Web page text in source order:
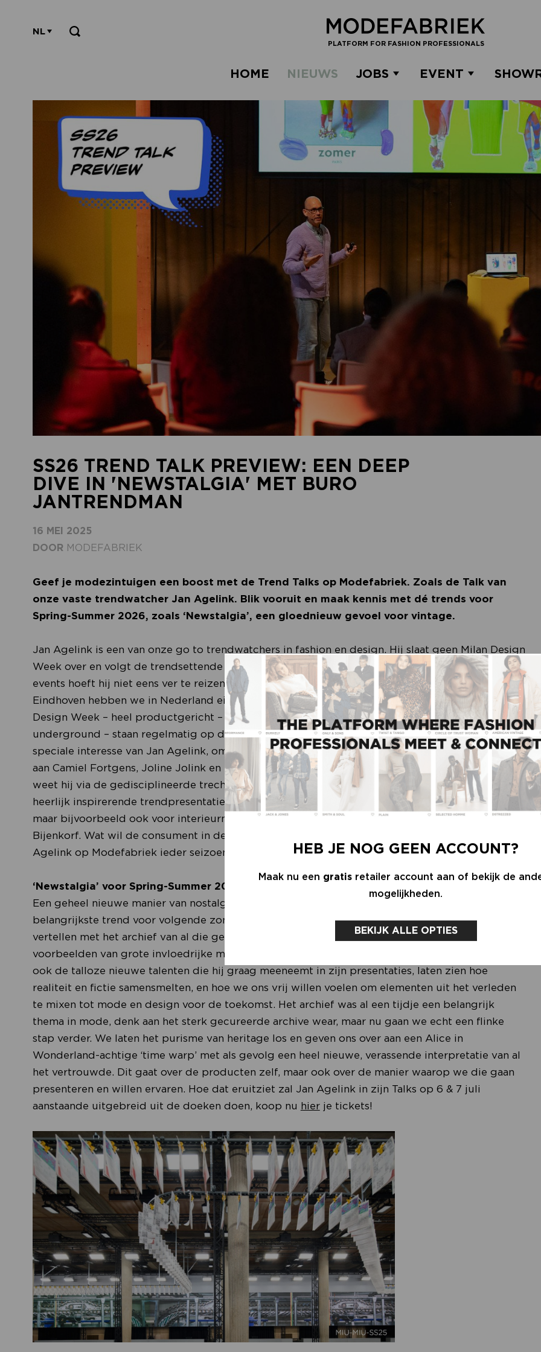
PLATFORM FOR FASHION PROFESSIONALS
NL
HOME NIEUWS JOBS EVENT
HEB JE NOG GEEN ACCOUNT?
Maak nu een gratisretailer account aan of bekijk de
mogelijkheden.
BEKIJK ALLE OPTIES
SS26 TREND TALK PREVIEW: EEN DEEP
DIVE IN 'NEWSTALGIA' MET BURO
JANTRENDMAN
16 MEI 2025
DOOR MODEFABRIEK
Geef je modezintuigen een boost met de Trend Talks op Modefabriek. Zoals de Talk van
onze vaste trendwatcher Jan Agelink. Blik vooruit en maak kennis met dé trends voor
Spring-Summer 2026, zoals ‘Newstalgia’, een gloednieuw gevoel voor vintage.
Jan Agelink is een van onze go to trendwatchers in fashion en design. Hij slaat geen Milan Design
Week over en volgt de trendsettende modemerken en retailers op de voet. Voor zijn favoriete
events hoeft hij niet eens ver te reizen: “Met de Dutch Design Week en de Design Academy in
Eindhoven hebben we in Nederland eigenlijk het interessantste designmekka in huis.” Ook Paris
Design Week – heel productgericht – en Three Days of Design in Kopenhagen – meer
underground – staan regelmatig op de agenda. Nederlandse Mode-ontwerpers hebben de
speciale interesse van Jan Agelink, omdat ze vaak heel eigenzinnig en vernieuwend zijn. Denk
aan Camiel Fortgens, Joline Jolink en Duran Lantink. Deze constante stroom aan designnieuws
weet hij via de gedisciplineerde trechter van zijn Buro Jantrendman tot bijzonder heldere en
heerlijk inspirerende trendpresentaties te verteren. Dat doet hij niet alleen voor Modefabriek,
maar bijvoorbeeld ook voor interieurmerken als Zuiver en &klevering of warenhuizen als de
Bijenkorf. Wat wil de consument in de nabije toekomst, en vooral ook hoe, dat is waar Jan
Agelink op Modefabriek ieder seizoen weer zijn onvermoeibare licht op schijnt.
‘Newstalgia’ voor Spring-Summer 2026
Een geheel nieuwe manier van nostalgie is wat Jan Agelink onder meer heeft opgepikt als
belangrijkste trend voor volgende zomer. “We gaan op een heel nieuwe manier nieuwe verhalen
vertellen met het archief van al die gekoesterde dingen uit het verleden.” Zijn prikkelende
voorbeelden van grote invloedrijke merken als Miu Miu en top stage designer Es Devlin, maar
ook de talloze nieuwe talenten die hij graag meeneemt in zijn presentaties, laten zien hoe
realiteit en fictie samensmelten, en hoe we ons vrij willen voelen om elementen uit het verleden
te mixen tot mode en design voor de toekomst. Het archief was al een tijdje een belangrijk
thema in mode, denk aan het sterk gecureerde archive wear, maar nu gaan we echt een flinke
stap verder. We laten het purisme van heritage los en geven ons over aan een Alice in
Wonderland-achtige ‘time warp’ met als gevolg een heel nieuwe, verassende interpretatie van al
het vertrouwde. Dit gaat over de producten zelf, maar ook over de manier waarop we die gaan
presenteren en willen ervaren. Hoe dat eruitziet zal Jan Agelink in zijn Talks op 6 & 7 juli
aanstaande uitgebreid uit de doeken doen, koop nu hierje tickets!